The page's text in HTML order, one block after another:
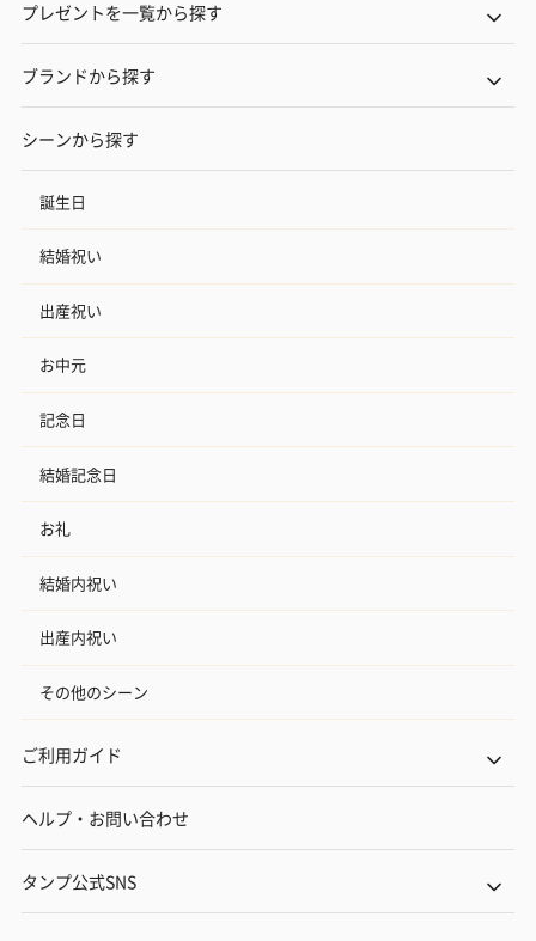
プレゼントを一覧から探す
ブランドから探す
シーンから探す
誕生日
結婚祝い
出産祝い
お中元
記念日
結婚記念日
お礼
結婚内祝い
出産内祝い
その他のシーン
ご利用ガイド
ヘルプ・お問い合わせ
タンプ公式SNS